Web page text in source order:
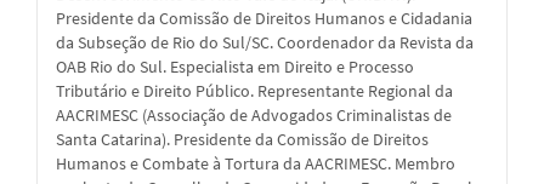
Presidente da Comissão de Direitos Humanos e Cidadania
da Subseção de Rio do Sul/SC. Coordenador da Revista da
OAB Rio do Sul. Especialista em Direito e Processo
Tributário e Direito Público. Representante Regional da
AACRIMESC (Associação de Advogados Criminalistas de
Santa Catarina). Presidente da Comissão de Direitos
Humanos e Combate à Tortura da AACRIMESC. Membro